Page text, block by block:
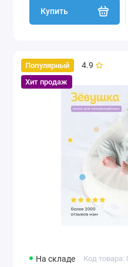
Купить
Популярный
Хит продаж
4.9
На складе Код товара: